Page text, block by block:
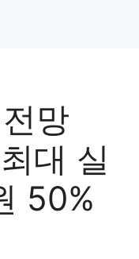
망
대 실
50%